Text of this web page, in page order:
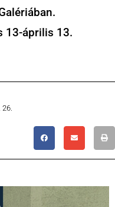
13-április 13.
26.